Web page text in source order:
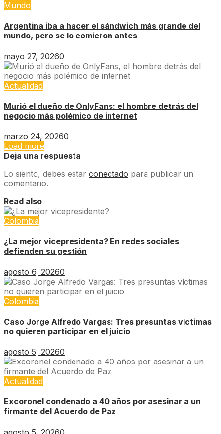
Mundo
Argentina iba a hacer el sándwich más grande del
mundo, pero se lo comieron antes
mayo 27, 20260
Actualidad
Murió el dueño de OnlyFans: el hombre detrás del
negocio más polémico de internet
marzo 24, 20260
Load more
Deja una respuesta
Lo siento, debes estar conectado para publicar un
comentario.
Read also
Colombia
¿La mejor vicepresidenta? En redes sociales
defienden su gestión
agosto 6, 20260
Colombia
Caso Jorge Alfredo Vargas: Tres presuntas víctimas
no quieren participar en el juicio
agosto 5, 20260
Actualidad
Excoronel condenado a 40 años por asesinar a un
firmante del Acuerdo de Paz
agosto 5, 20260